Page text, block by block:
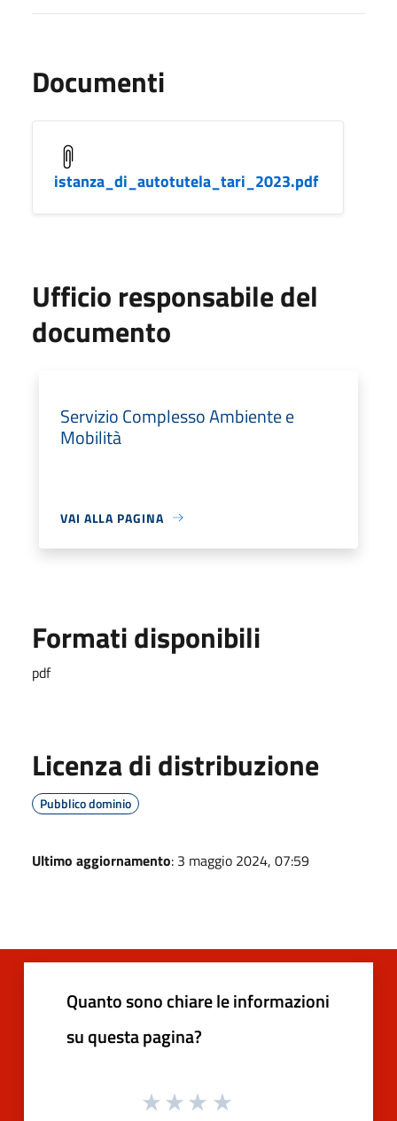
Documenti
istanza_di_autotutela_tari_2023.pdf
Ufficio responsabile del
documento
Servizio Complesso Ambiente e
Mobilità
VAI ALLA PAGINA
Formati disponibili
pdf
Licenza di distribuzione
Pubblico dominio
Ultimo aggiornamento: 3 maggio 2024, 07:59
Quanto sono chiare le informazioni
su questa pagina?